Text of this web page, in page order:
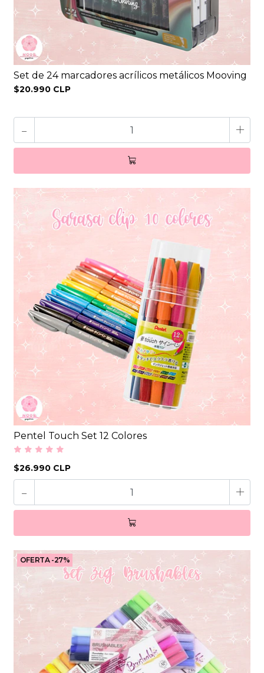
Set de 24 marcadores acrílicos metálicos Mooving
$20.990 CLP
- +
Pentel Touch Set 12 Colores
$26.990 CLP
- +
OFERTA -27%